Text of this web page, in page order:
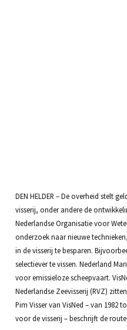
DEN HELDER – De overheid stelt
visserij, onder andere de
Nederlandse Organisatie voor
onderzoek naar nieuwe
in de visserij te besparen.
selectiever te vissen. Nederland
voor emissieloze scheepvaart.
Nederlandse Zeevisserij (RVZ)
Pim Visser van VisNed – van 1982
voor de visserij – beschrijft de route.